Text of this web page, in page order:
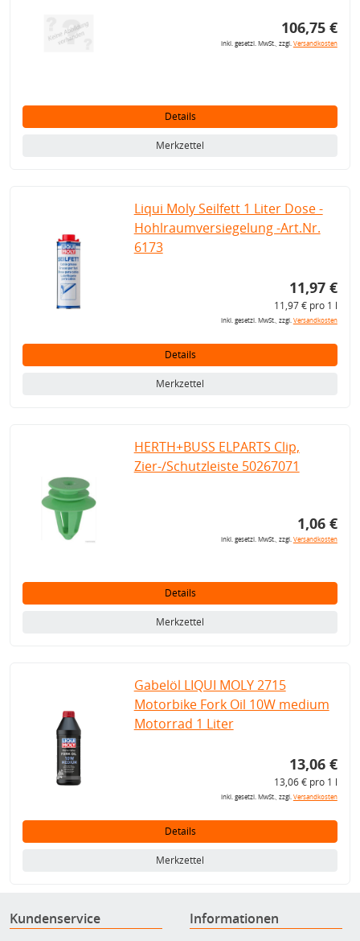
106,75 €
inkl. gesetzl. MwSt., zzgl.Versandkosten
Details
Merkzettel
Liqui Moly Seilfett 1 Liter Dose -
Hohlraumversiegelung -Art.Nr.
6173
11,97 €
11,97 € pro 1 l
inkl. gesetzl. MwSt., zzgl.Versandkosten
Details
Merkzettel
HERTH+BUSS ELPARTS Clip,
Zier-/Schutzleiste 50267071
1,06 €
inkl. gesetzl. MwSt., zzgl.Versandkosten
Details
Merkzettel
Gabelöl LIQUI MOLY 2715
Motorbike Fork Oil 10W medium
Motorrad 1 Liter
13,06 €
13,06 € pro 1 l
inkl. gesetzl. MwSt., zzgl.Versandkosten
Details
Merkzettel
Kundenservice Informationen